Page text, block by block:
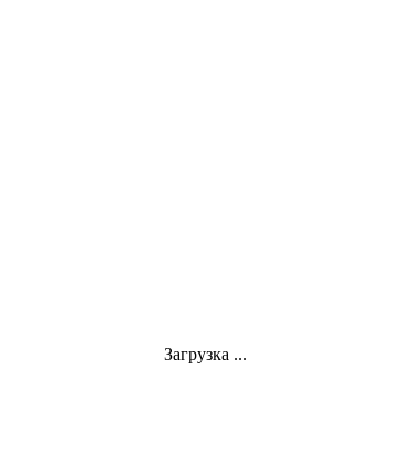
Загрузка ...